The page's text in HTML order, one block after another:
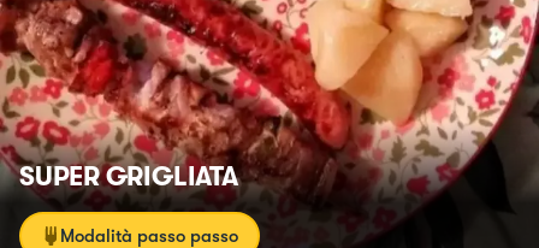
SUPER GRIGLIATA
Modalità passo passo